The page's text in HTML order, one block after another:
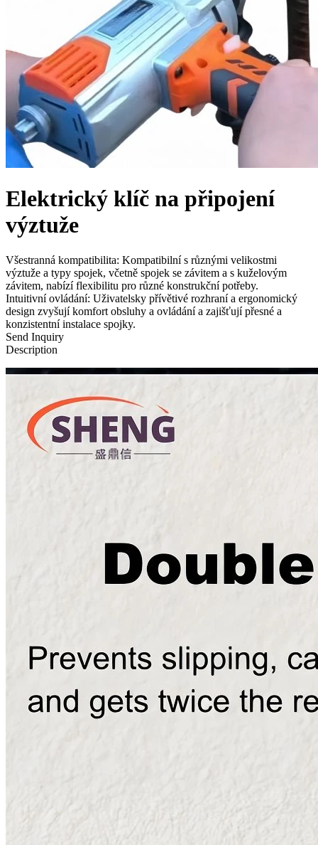
Elektrický klíč na připojení
výztuže
Všestranná kompatibilita: Kompatibilní s různými velikostmi
výztuže a typy spojek, včetně spojek se závitem a s kuželovým
závitem, nabízí flexibilitu pro různé konstrukční potřeby.
Intuitivní ovládání: Uživatelsky přívětivé rozhraní a ergonomický
design zvyšují komfort obsluhy a ovládání a zajišťují přesné a
konzistentní instalace spojky.
Send Inquiry
Description